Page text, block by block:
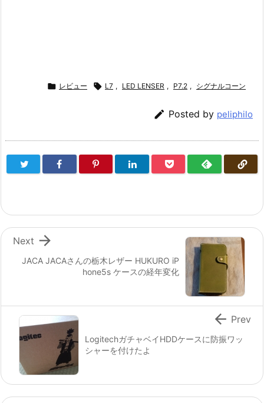
 レビュー  L7 , LED LENSER , P7.2 , シグナルコーン
 Posted by peliphilo
JACA JACAさんの栃木レザー HUKURO iP
hone5s ケースの経年変化

Next
LogitechガチャベイHDDケースに防振ワッ
シャーを付けたよ
 Prev